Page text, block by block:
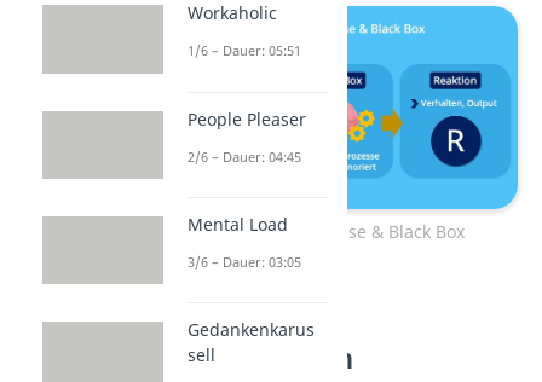
Stimulus Response & Black Box
Ablehnen der
Introspektion
Workaholic
1/6 – Dauer: 05:51
People Pleaser
2/6 – Dauer: 04:45
Mental Load
3/6 – Dauer: 03:05
Gedankenkarus
sell